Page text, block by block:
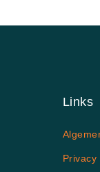
Links
Privacy